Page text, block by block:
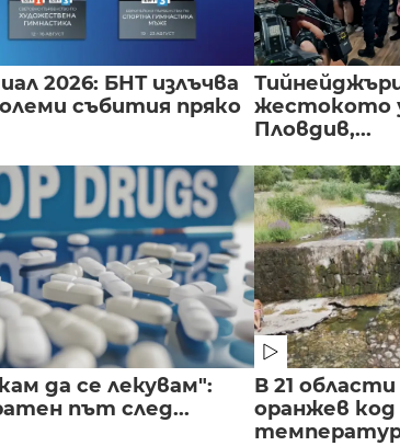
2026: БНТ излъчва
събития пряко жестокото
Пловдив,...
да се лекувам":
път след...
В 21
оранжев код